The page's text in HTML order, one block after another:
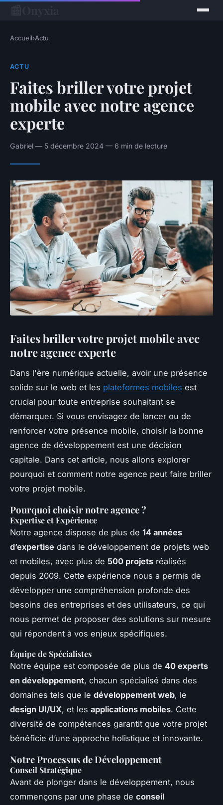
Accueil›Actu
ACTU
Faites briller votre projet
mobile avec notre agence
experte
Gabriel — 5 décembre 2024 — 6 min de lecture
Faites briller votre projet mobile avec
notre agence experte
Dans l'ère numérique actuelle, avoir une présence
solide sur le web et les plateformes mobiles est
crucial pour toute entreprise souhaitant se
démarquer. Si vous envisagez de lancer ou de
renforcer votre présence mobile, choisir la bonne
agence de développement est une décision
capitale. Dans cet article, nous allons explorer
pourquoi et comment notre agence peut faire briller
votre projet mobile.
Pourquoi choisir notre agence ?
Expertise et Expérience
Notre agence dispose de plus de 14 années
d’expertise dans le développement de projets web
et mobiles, avec plus de 500 projets réalisés
depuis 2009. Cette expérience nous a permis de
développer une compréhension profonde des
besoins des entreprises et des utilisateurs, ce qui
nous permet de proposer des solutions sur mesure
qui répondent à vos enjeux spécifiques.
Équipe de Spécialistes
Notre équipe est composée de plus de 40 experts
en développement, chacun spécialisé dans des
domaines tels que le développement web, le
design UI/UX, et les applications mobiles. Cette
diversité de compétences garantit que votre projet
bénéficie d’une approche holistique et innovante.
Notre Processus de Développement
Conseil Stratégique
Avant de plonger dans le développement, nous
commençons par une phase de conseil